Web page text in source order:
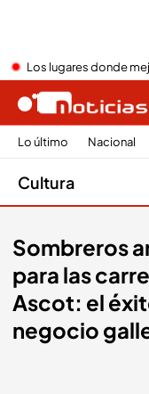
Los lugares donde
Lo último Nacional
Cultura
Sombreros
para las
Ascot: el
negocio